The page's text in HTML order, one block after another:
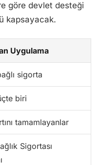
göre devlet desteği
kapsayacak.
Uygulama
sigorta
biri
tamamlayanlar
Sigortası